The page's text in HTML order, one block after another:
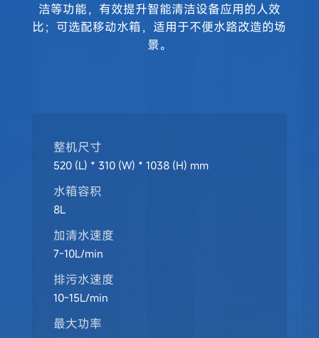
洁等功能，有效提升智能清洁设备应用的人效
比；可选配移动水箱，适用于不便水路改造的场
景。
整机尺寸
520 (L) * 310 (W) * 1038 (H) mm
水箱容积
8L
加清水速度
7-10L/min
排污水速度
10-15L/min
最大功率